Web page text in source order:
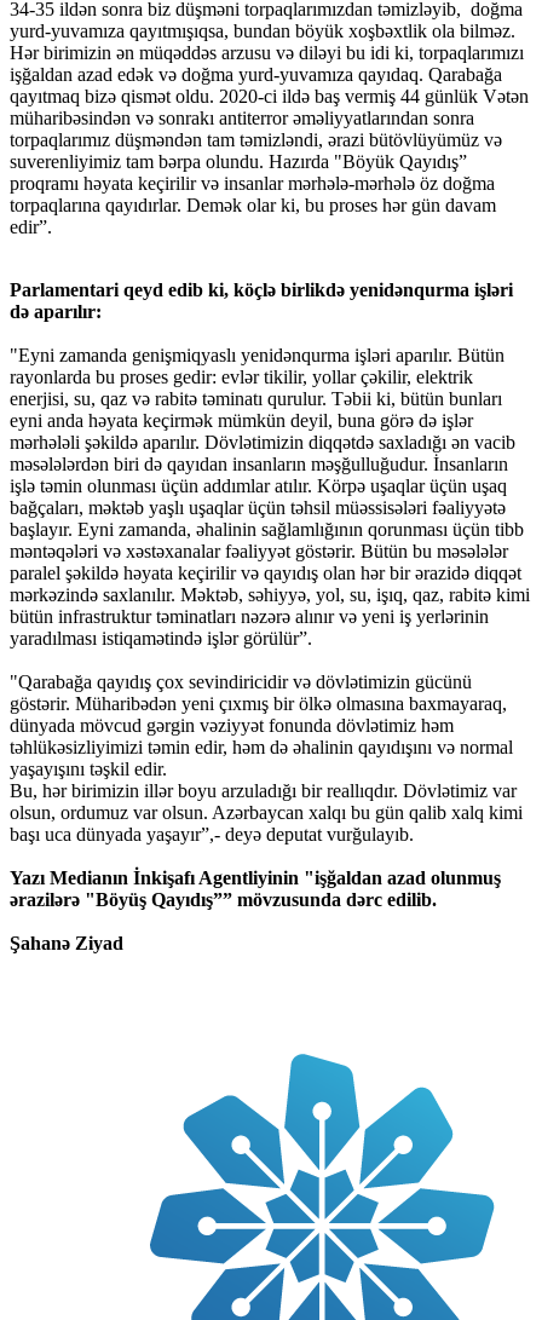
34-35 ildən sonra biz düşməni torpaqlarımızdan təmizləyib, doğma
yurd-yuvamıza qayıtmışıqsa, bundan böyük xoşbəxtlik ola bilməz.
Hər birimizin ən müqəddəs arzusu və diləyi bu idi ki, torpaqlarımızı
işğaldan azad edək və doğma yurd-yuvamıza qayıdaq. Qarabağa
qayıtmaq bizə qismət oldu. 2020-ci ildə baş vermiş 44 günlük Vətən
müharibəsindən və sonrakı antiterror əməliyyatlarından sonra
torpaqlarımız düşməndən tam təmizləndi, ərazi bütövlüyümüz və
suverenliyimiz tam bərpa olundu. Hazırda "Böyük Qayıdış”
proqramı həyata keçirilir və insanlar mərhələ-mərhələ öz doğma
torpaqlarına qayıdırlar. Demək olar ki, bu proses hər gün davam
edir”.
Parlamentari qeyd edib ki, köçlə birlikdə yenidənqurma işləri
də aparılır:
"Eyni zamanda genişmiqyaslı yenidənqurma işləri aparılır. Bütün
rayonlarda bu proses gedir: evlər tikilir, yollar çəkilir, elektrik
enerjisi, su, qaz və rabitə təminatı qurulur. Təbii ki, bütün bunları
eyni anda həyata keçirmək mümkün deyil, buna görə də işlər
mərhələli şəkildə aparılır. Dövlətimizin diqqətdə saxladığı ən vacib
məsələlərdən biri də qayıdan insanların məşğulluğudur. İnsanların
işlə təmin olunması üçün addımlar atılır. Körpə uşaqlar üçün uşaq
bağçaları, məktəb yaşlı uşaqlar üçün təhsil müəssisələri fəaliyyətə
başlayır. Eyni zamanda, əhalinin sağlamlığının qorunması üçün tibb
məntəqələri və xəstəxanalar fəaliyyət göstərir. Bütün bu məsələlər
paralel şəkildə həyata keçirilir və qayıdış olan hər bir ərazidə diqqət
mərkəzində saxlanılır. Məktəb, səhiyyə, yol, su, işıq, qaz, rabitə kimi
bütün infrastruktur təminatları nəzərə alınır və yeni iş yerlərinin
yaradılması istiqamətində işlər görülür”.
"Qarabağa qayıdış çox sevindiricidir və dövlətimizin gücünü
göstərir. Müharibədən yeni çıxmış bir ölkə olmasına baxmayaraq,
dünyada mövcud gərgin vəziyyət fonunda dövlətimiz həm
təhlükəsizliyimizi təmin edir, həm də əhalinin qayıdışını və normal
yaşayışını təşkil edir.
Bu, hər birimizin illər boyu arzuladığı bir reallıqdır. Dövlətimiz var
olsun, ordumuz var olsun. Azərbaycan xalqı bu gün qalib xalq kimi
başı uca dünyada yaşayır”,- deyə deputat vurğulayıb.
Yazı Medianın İnkişafı Agentliyinin "işğaldan azad olunmuş
ərazilərə "Böyüş Qayıdış”” mövzusunda dərc edilib.
Şahanə Ziyad